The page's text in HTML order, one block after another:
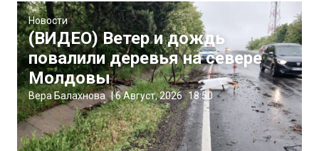
Новости
(ВИДЕО) Ветер и дождь
повалили деревья на севере
Молдовы
Вера Балахнова |6 Август, 2026 18:50